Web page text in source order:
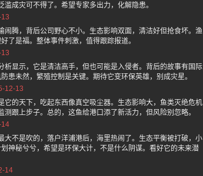
成灾可不得了。希望专家多出力，化解隐患。
腾，背后公司野心不小。生态影响双面，清洁好但抢食坏。渔
了是福。整体事件刺激，值得跟踪报道。
显示，它是清洁高手，但也可能是入侵者。背后的故事有国际
患未然，繁殖控制是关键。期待它变环保英雄，别成灾星。
12-13
的天下，吃起东西像真空吸尘器。生态影响大，鱼类灭绝危机
跟上步子。总的，这鱼给港口添了新活力，但风险别忽略。
不是吹的，落户洋浦港后，海里热闹了。生态平衡被打破，小
神秘兮兮，希望是环保大计，不是什么阴谋。看好它的未来潜
14